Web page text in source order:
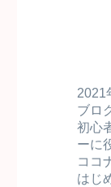
2021
ブロ
初心
ーに
ココ
はじ